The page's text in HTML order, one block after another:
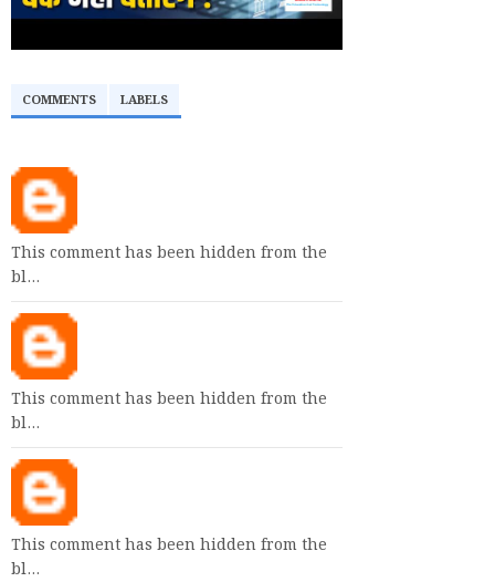
COMMENTS LABELS
This comment has been hidden from the
bl…
This comment has been hidden from the
bl…
This comment has been hidden from the
bl…